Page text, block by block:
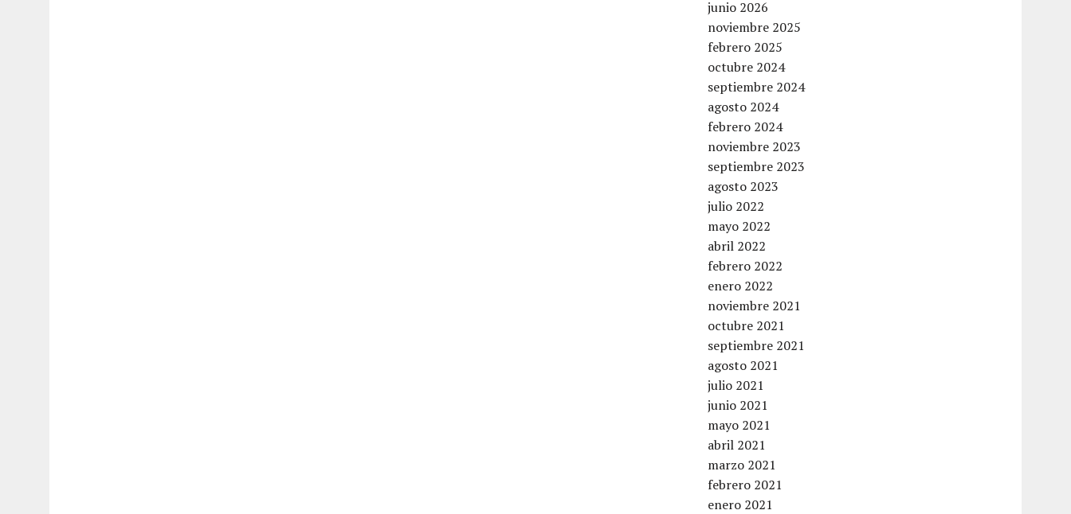
junio 2026
noviembre 2025
febrero 2025
octubre 2024
septiembre 2024
agosto 2024
febrero 2024
noviembre 2023
septiembre 2023
agosto 2023
julio 2022
mayo 2022
abril 2022
febrero 2022
enero 2022
noviembre 2021
octubre 2021
septiembre 2021
agosto 2021
julio 2021
junio 2021
mayo 2021
abril 2021
marzo 2021
febrero 2021
enero 2021